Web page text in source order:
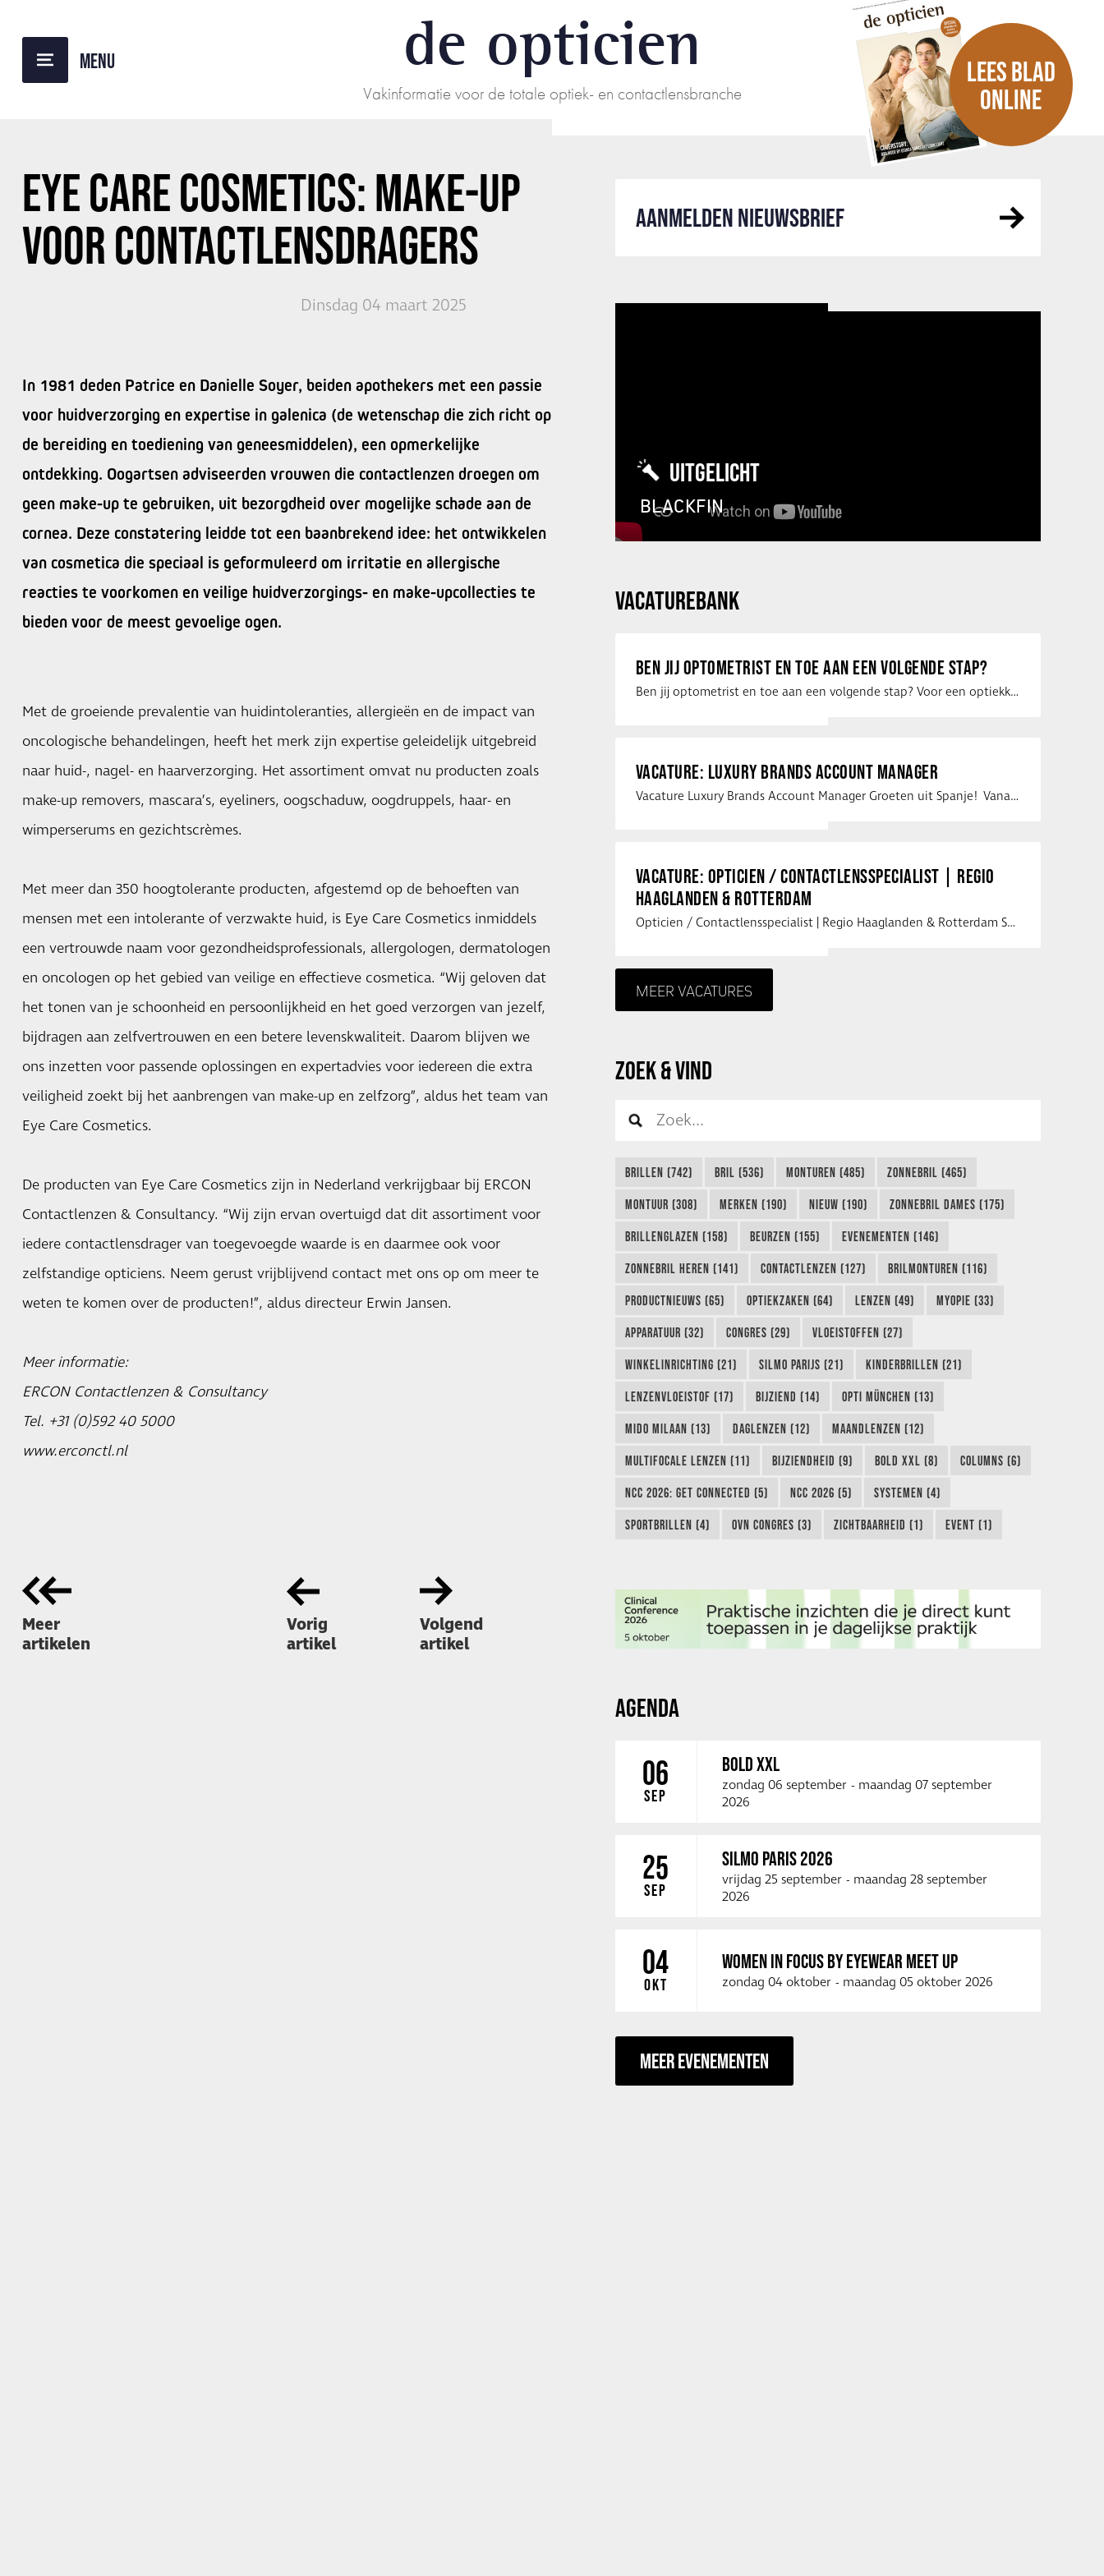
de opticien
Vakinformatie voor de totale optiek- en contactlensbranche
LEES BLAD
ONLINE
EYE CARE COSMETICS: MAKE-UP
VOOR CONTACTLENSDRAGERS
Dinsdag 04 maart 2025
In 1981 deden Patrice en Danielle Soyer, beiden apothekers met een passie
voor huidverzorging en expertise in galenica (de wetenschap die zich richt op
de bereiding en toediening van geneesmiddelen), een opmerkelijke
ontdekking. Oogartsen adviseerden vrouwen die contactlenzen droegen om
geen make-up te gebruiken, uit bezorgdheid over mogelijke schade aan de
cornea. Deze constatering leidde tot een baanbrekend idee: het ontwikkelen
van cosmetica die speciaal is geformuleerd om irritatie en allergische
reacties te voorkomen en veilige huidverzorgings- en make-upcollecties te
bieden voor de meest gevoelige ogen.
Met de groeiende prevalentie van huidintoleranties, allergieën en de impact van
oncologische behandelingen, heeft het merk zijn expertise geleidelijk uitgebreid
naar huid-, nagel- en haarverzorging. Het assortiment omvat nu producten zoals
make-up removers, mascara’s, eyeliners, oogschaduw, oogdruppels, haar- en
wimperserums en gezichtscrèmes.
Met meer dan 350 hoogtolerante producten, afgestemd op de behoeften van
mensen met een intolerante of verzwakte huid, is Eye Care Cosmetics inmiddels
een vertrouwde naam voor gezondheidsprofessionals, allergologen, dermatologen
en oncologen op het gebied van veilige en effectieve cosmetica. “Wij geloven dat
het tonen van je schoonheid en persoonlijkheid en het goed verzorgen van jezelf,
bijdragen aan zelfvertrouwen en een betere levenskwaliteit. Daarom blijven we
ons inzetten voor passende oplossingen en expertadvies voor iedereen die extra
veiligheid zoekt bij het aanbrengen van make-up en zelfzorg”, aldus het team van
Eye Care Cosmetics.
De producten van Eye Care Cosmetics zijn in Nederland verkrijgbaar bij ERCON
Contactlenzen & Consultancy. “Wij zijn ervan overtuigd dat dit assortiment voor
iedere contactlensdrager van toegevoegde waarde is en daarmee ook voor
zelfstandige opticiens. Neem gerust vrijblijvend contact met ons op om meer te
weten te komen over de producten!”, aldus directeur Erwin Jansen.
Meer informatie:
ERCON Contactlenzen & Consultancy
Tel. +31 (0)592 40 5000
www.erconctl.nl
Meer
artikelen
Vorig
artikel
Volgend
artikel
AANMELDEN NIEUWSBRIEF
UITGELICHT
BLACKFIN
VACATUREBANK
BEN JIJ OPTOMETRIST EN TOE AAN EEN VOLGENDE STAP?
Ben jij optometrist en toe aan een volgende stap? Voor een optiekketen is Eye …
VACATURE: LUXURY BRANDS ACCOUNT MANAGER
Vacature Luxury Brands Account Manager Groeten uit Spanje! Vanaf mijn …
VACATURE: OPTICIEN / CONTACTLENSSPECIALIST | REGIO
HAAGLANDEN & ROTTERDAM
Opticien / Contactlensspecialist | Regio Haaglanden & Rotterdam Saludos uit …
MEER VACATURES
ZOEK & VIND
BRILLEN (742) BRIL (536) MONTUREN (485) ZONNEBRIL (465)
MONTUUR (308) MERKEN (190) NIEUW (190) ZONNEBRIL DAMES (175)
BRILLENGLAZEN (158) BEURZEN (155) EVENEMENTEN (146)
ZONNEBRIL HEREN (141) CONTACTLENZEN (127) BRILMONTUREN (116)
PRODUCTNIEUWS (65) OPTIEKZAKEN (64) LENZEN (49) MYOPIE (33)
APPARATUUR (32) CONGRES (29) VLOEISTOFFEN (27)
WINKELINRICHTING (21) SILMO PARIJS (21) KINDERBRILLEN (21)
LENZENVLOEISTOF (17) BIJZIEND (14) OPTI MÜNCHEN (13)
MIDO MILAAN (13) DAGLENZEN (12) MAANDLENZEN (12)
MULTIFOCALE LENZEN (11) BIJZIENDHEID (9) BOLD XXL (8) COLUMNS (6)
NCC 2026: GET CONNECTED (5) NCC 2026 (5) SYSTEMEN (4)
SPORTBRILLEN (4) OVN CONGRES (3) ZICHTBAARHEID (1) EVENT (1)
AGENDA
06
SEP
BOLD XXL
zondag 06 september - maandag 07 september
2026
25
SEP
SILMO PARIS 2026
vrijdag 25 september - maandag 28 september
2026
04
OKT
WOMEN IN FOCUS BY EYEWEAR MEET UP
zondag 04 oktober - maandag 05 oktober 2026
MEER EVENEMENTEN